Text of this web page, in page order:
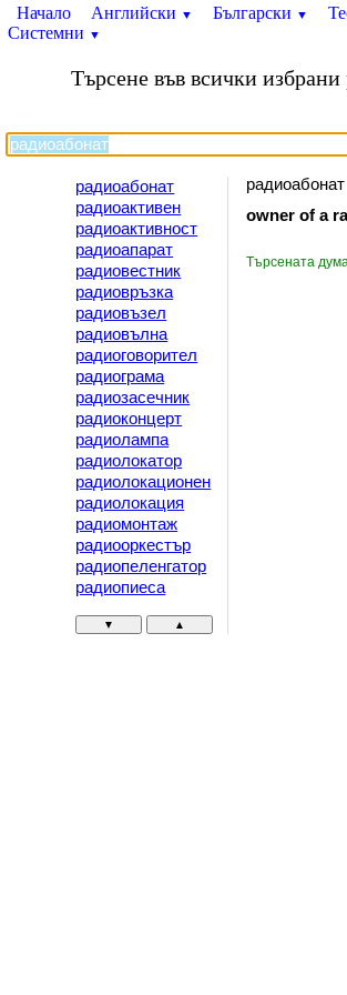
Начало Английски ▼ Български ▼
Системни ▼
Търсене във всички
радиоабонат
радиоактивен
радиоактивност
радиоапарат
радиовестник
радиовръзка
радиовъзел
радиовълна
радиоговорител
радиограма
радиозасечник
радиоконцерт
радиолампа
радиолокатор
радиолокационен
радиолокация
радиомонтаж
радиооркестър
радиопеленгатор
радиопиеса
▼ ▲
радиоабонат
owner of a
Търсената